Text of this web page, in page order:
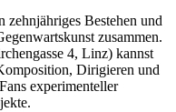
Bestehen und
zusammen.
4, Linz) kannst
Dirigieren und
experimenteller